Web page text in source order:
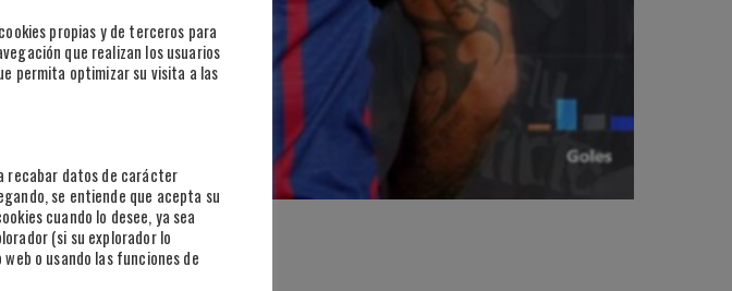
Palmas
propias y de terceros para
que realizan los usuarios
permita optimizar su visita a las
recabar datos de carácter
se entiende que acepta su
cuando lo desee, ya sea
(si su explorador lo
o usando las funciones de